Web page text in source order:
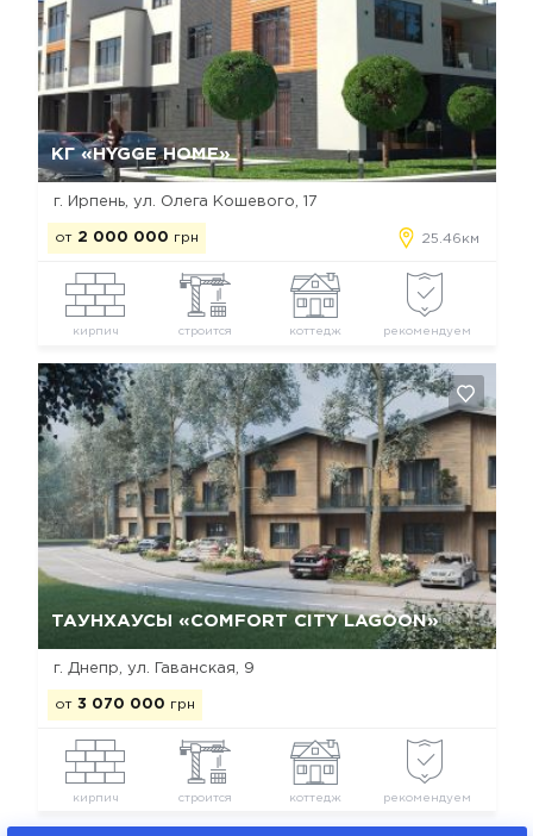
КГ «HYGGE HOME»
г. Ирпень, ул. Олега Кошевого, 17
от 2 000 000 грн 25.46км
кирпич строится коттедж рекомендуем
Да, удалить Отмена
ТАУНХАУСЫ «COMFORT CITY LAGOON»
г. Днепр, ул. Гаванская, 9
от 3 070 000 грн
кирпич строится коттедж рекомендуем